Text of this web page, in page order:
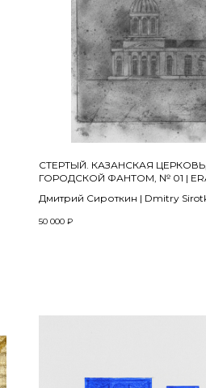
СТЕРТЫЙ. КАЗАНСКАЯ ЦЕРКОВЬ,
ГОРОДСКОЙ ФАНТОМ, № 01 |
Дмитрий Сироткин | Dmitry
«Koh-i-oor»
Pastel, ink, charcoal, paper
50 000 ₽